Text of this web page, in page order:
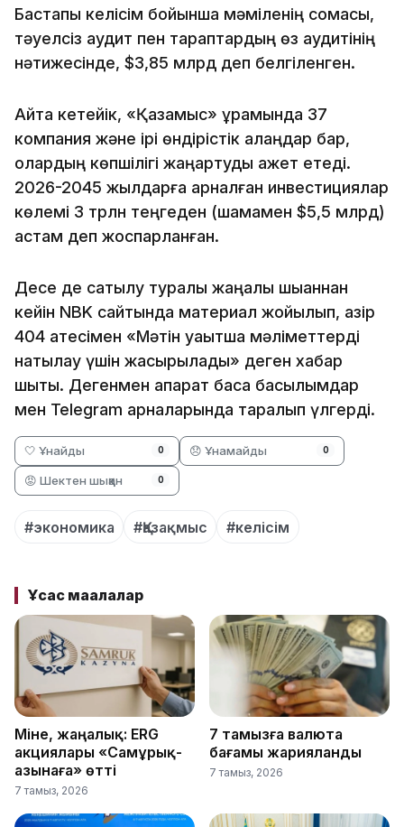
Бастапқы келісім бойынша мәміленің сомасы,
тәуелсіз аудит пен тараптардың өз аудитінің
нәтижесінде, $3,85 млрд деп белгіленген.
Айта кетейік, «Қазақмыс» құрамында 37
компания және ірі өндірістік алаңдар бар,
олардың көпшілігі жаңартуды қажет етеді.
2026-2045 жылдарға арналған инвестициялар
көлемі 3 трлн теңгеден (шамамен $5,5 млрд)
астам деп жоспарланған.
Десе де сатылу туралы жаңалық шыққаннан
кейін NBK сайтында материал жойылып, қазір
404 қатесімен «Мәтін уақытша мәліметтерді
нақтылау үшін жасырылады» деген хабар
шықты. Дегенмен ақпарат басқа басылымдар
мен Telegram арналарында таралып үлгерді.
🤍 Ұнайды 0 😞 Ұнамайды 0
😡 Шектен шыққан 0
#экономика #Қазақмыс #келісім
Ұқсас мақалалар
Міне, жаңалық: ERG
акциялары «Самұрық-
Қазынаға» өтті
7 тамыз, 2026
7 тамызға валюта
бағамы жарияланды
7 тамыз, 2026